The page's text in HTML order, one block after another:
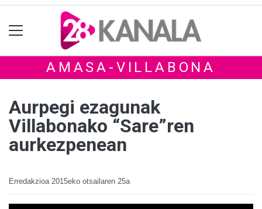
AMASA-VILLABONA
Aurpegi ezagunak
Villabonako “Sare”ren
aurkezpenean
Erredakzioa 2015eko otsailaren 25a